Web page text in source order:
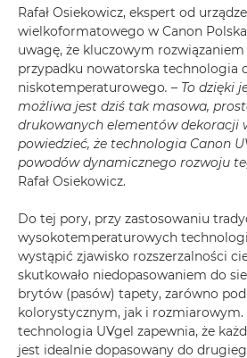
Rafał Osiekowicz, ekspert od
wielkoformatowego w Canon
uwagę, że kluczowym rozwiązaniem
przypadku nowatorska technologia
niskotemperaturowego. – To dzięki
możliwa jest dziś tak masowa,
drukowanych elementów dekoracji
powiedzieć, że technologia Canon
powodów dynamicznego rozwoju
Rafał Osiekowicz.
Do tej pory, przy zastosowaniu
wysokotemperaturowych
wystąpić zjawisko rozszerzalności
skutkowało niedopasowaniem do
brytów (pasów) tapety, zarówno
kolorystycznym, jak i rozmiarowym.
technologia UVgel zapewnia, że
jest idealnie dopasowany do